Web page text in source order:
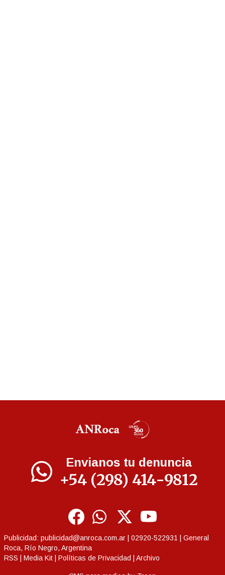
Envianos tu denuncia
+54 (298) 414-9812
Publicidad: publicidad@anroca.com.ar | 02920-522931 | General
Roca, Río Negro, Argentina
RSS
Media Kit Políticas de Privacidad Archivo